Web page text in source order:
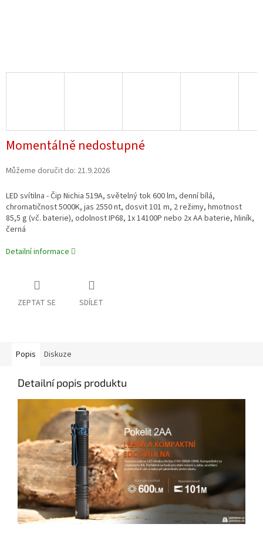
Momentálně nedostupné
Můžeme doručit do: 21.9.2026
LED svítilna - Čip Nichia 519A, světelný tok 600 lm, denní bílá,
chromatičnost 5000K, jas 2550 nt, dosvit 101 m, 2 režimy, hmotnost
85,5 g (vč. baterie), odolnost IP68, 1x 14100P nebo 2x AA baterie, hliník,
černá
Detailní informace
ZEPTAT SE SDÍLET
Popis Diskuze
Detailní popis produktu